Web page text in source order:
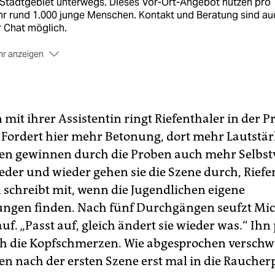
rund 1.000 junge Menschen. Kontakt und Beratung sind
Chat möglich.
anzeigen
schlafen durchgängig auf der Straße, einige kommen als
Hopper“ zeitweise auch bei Freunden unter. In normalen
können Jugendliche aus Gründen
meist nicht übernachten. Offiziell gibt
minderjährigen Wohnungslosen, weil die Eltern die Pflicht
ihre Kinder unterzubringen.
Theaterprojekt Die Jugendlichen spielen das Theaterstück
kennen Luci“ vom Freitag, 29. März, bis Sonntag, 31. März,
Uhr im Circus Schatzinsel, May-Ayim-Ufer 4 in Kreuzberg,
am Dienstag, 2. April, um 19.30 Uhr in der Freikirchlichen
Kreuzberg, Bergmannstraße 22. Der Kartenvorverkauf
begonnen.(usch)
mit ihrer Assistentin ringt Riefenthaler in der
Fordert hier mehr Betonung, dort mehr
gewinnen durch die Proben auch mehr
und wieder gehen sie die Szene durch,
mit, wenn die Jugendlichen eigene
finden. Nach fünf Durchgängen seufzt
„Passt auf, gleich ändert sie wieder was.“ Ihn
die Kopfschmerzen. Wie abgesprochen
nach der ersten Szene erst mal in die